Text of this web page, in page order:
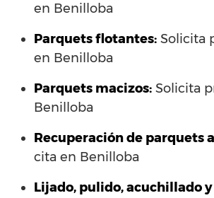
en Benilloba
Parquets flotantes: Solicita
en Benilloba
Parquets macizos: Solicita
Benilloba
Recuperación de parquets
cita en Benilloba
Lijado, pulido, acuchillado